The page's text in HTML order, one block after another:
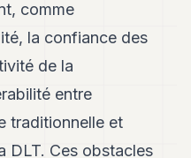
comme
la confiance des
de la
entre
traditionnelle et
DLT. Ces obstacles